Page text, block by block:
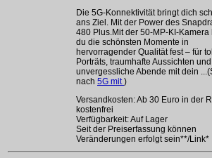
Die 5G-Konnektivität bringt dich
ans Ziel. Mit der Power des
480 Plus.Mit der 50-MP-KI-Kamera
du die schönsten Momente in
hervorragender Qualität fest – für
Porträts, traumhafte Aussichten und
unvergessliche Abende mit dein
nach 5G mit)
Versandkosten: Ab 30 Euro in der
kostenfrei
Verfügbarkeit: Auf Lager
Seit der Preiserfassung können
Veränderungen erfolgt sein**/Link*